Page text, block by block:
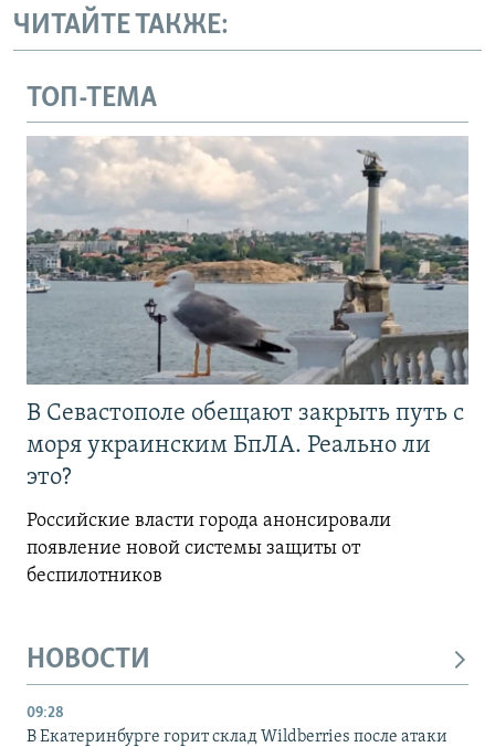
ЧИТАЙТЕ ТАКЖЕ:
ТОП-ТЕМА
В Севастополе обещают закрыть путь с
моря украинским БпЛА. Реально ли
это?
Российские власти города анонсировали
появление новой системы защиты от
беспилотников
НОВОСТИ
09:28
В Екатеринбурге горит склад Wildberries после атаки